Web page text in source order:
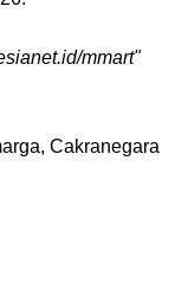
mmart"
Cakranegara